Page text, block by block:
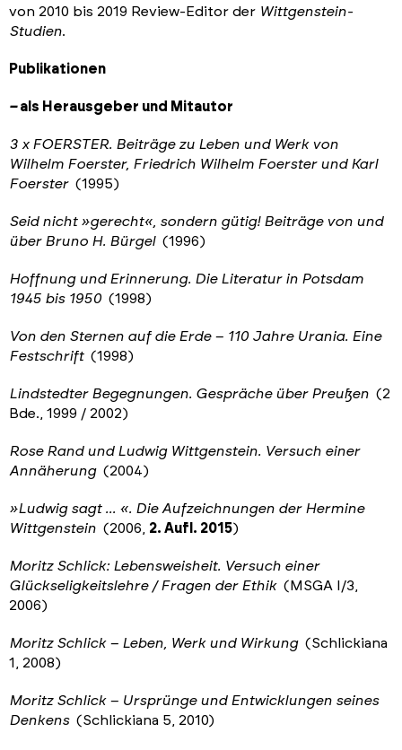
von 2010 bis 2019 Review-Editor der Wittgenstein-
Studien.
Publikationen
–als Herausgeber und Mitautor
3 x FOERSTER. Beiträge zu Leben und Werk von
Wilhelm Foerster, Friedrich Wilhelm Foerster und Karl
Foerster(1995)
Seid nicht »gerecht«, sondern gütig! Beiträge von und
über Bruno H. Bürgel(1996)
Hoffnung und Erinnerung. Die Literatur in Potsdam
1945 bis 1950(1998)
Von den Sternen auf die Erde – 110 Jahre Urania. Eine
Festschrift(1998)
Lindstedter Begegnungen. Gespräche über Preußen (2
Bde., 1999 / 2002)
Rose Rand und Ludwig Wittgenstein. Versuch einer
Annäherung (2004)
»Ludwig sagt ... «. Die Aufzeichnungen der Hermine
Wittgenstein (2006, 2. Aufl. 2015)
Moritz Schlick: Lebensweisheit. Versuch einer
Glückseligkeitslehre / Fragen der Ethik (MSGA I/3,
2006)
Moritz Schlick – Leben, Werk und Wirkung (Schlickiana
1, 2008)
Moritz Schlick – Ursprünge und Entwicklungen seines
Denkens (Schlickiana 5, 2010)